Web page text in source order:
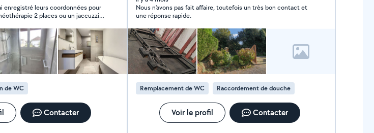
enregistré leurs coordonnées pour
2 places ou un jaccuzzi 4
de WC
Contacter
Nous n'avons pas fait affaire, toutefois un très bon contact et
une réponse rapide.
Remplacement de WC Raccordement de douche
Voir le profil Contacter